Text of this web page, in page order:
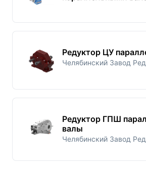
Редуктор ЦУ
Челябинский Завод
Редуктор ГПШ
валы
Челябинский Завод